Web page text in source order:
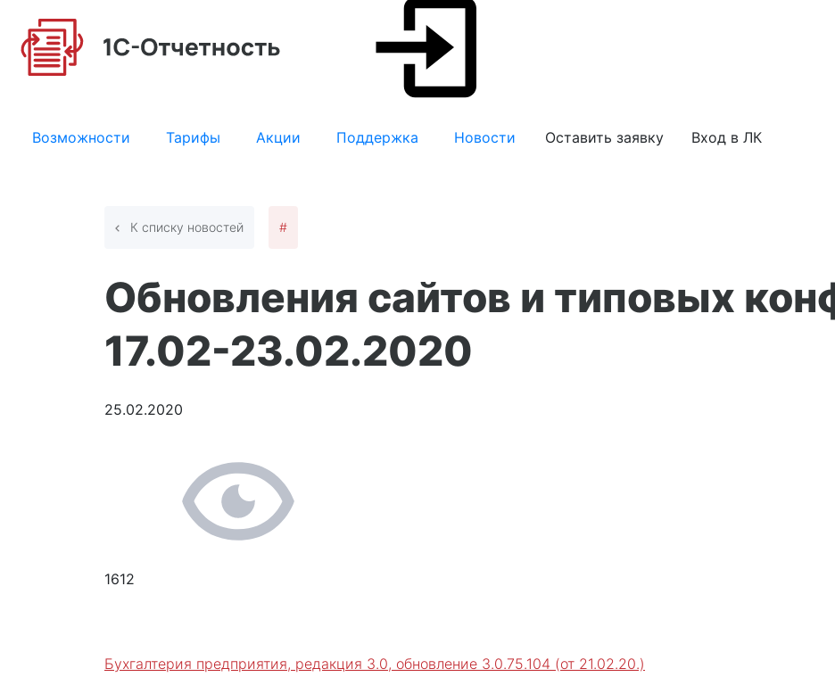
Возможности Тарифы Акции Поддержка Новости Оставить заявку Вход в ЛК
К списку новостей #
Обновления сайтов и типовых
17.02-23.02.2020
25.02.2020
1612
Бухгалтерия предприятия, редакция 3.0, обновление 3.0.75.104 (от 21.02.20.)